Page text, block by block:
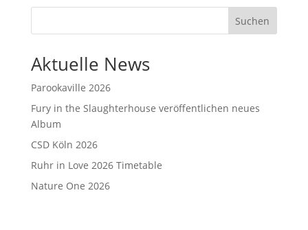
Suchen
Aktuelle News
Parookaville 2026
Fury in the Slaughterhouse veröffentlichen neues
Album
CSD Köln 2026
Ruhr in Love 2026 Timetable
Nature One 2026